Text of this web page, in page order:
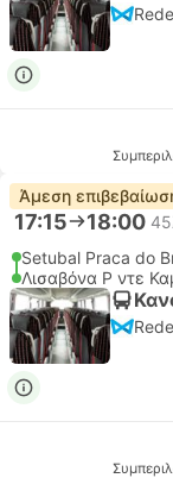
Άμεση
17:15 18:00
Setubal Praca do
Λισαβόνα Ρ ντε